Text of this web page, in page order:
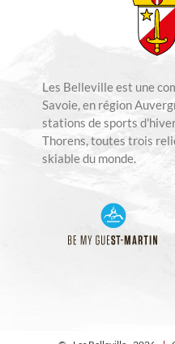
Les Belleville est une
Savoie, en région
stations de sports
Thorens, toutes trois
skiable du monde.